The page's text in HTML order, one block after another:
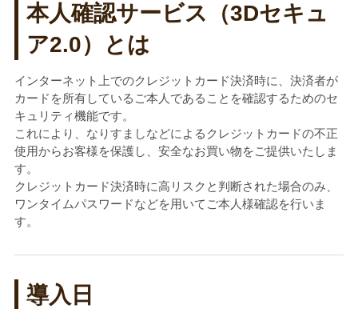
本人確認サービス（3Dセキュ
ア2.0）とは
インターネット上でのクレジットカード決済時に、決済者が
カードを所有しているご本人であることを確認するためのセ
キュリティ機能です。
これにより、なりすましなどによるクレジットカードの不正
使用からお客様を保護し、安全なお買い物をご提供いたしま
す。
クレジットカード決済時に高リスクと判断された場合のみ、
ワンタイムパスワードなどを用いてご本人様確認を行いま
す。
導入日